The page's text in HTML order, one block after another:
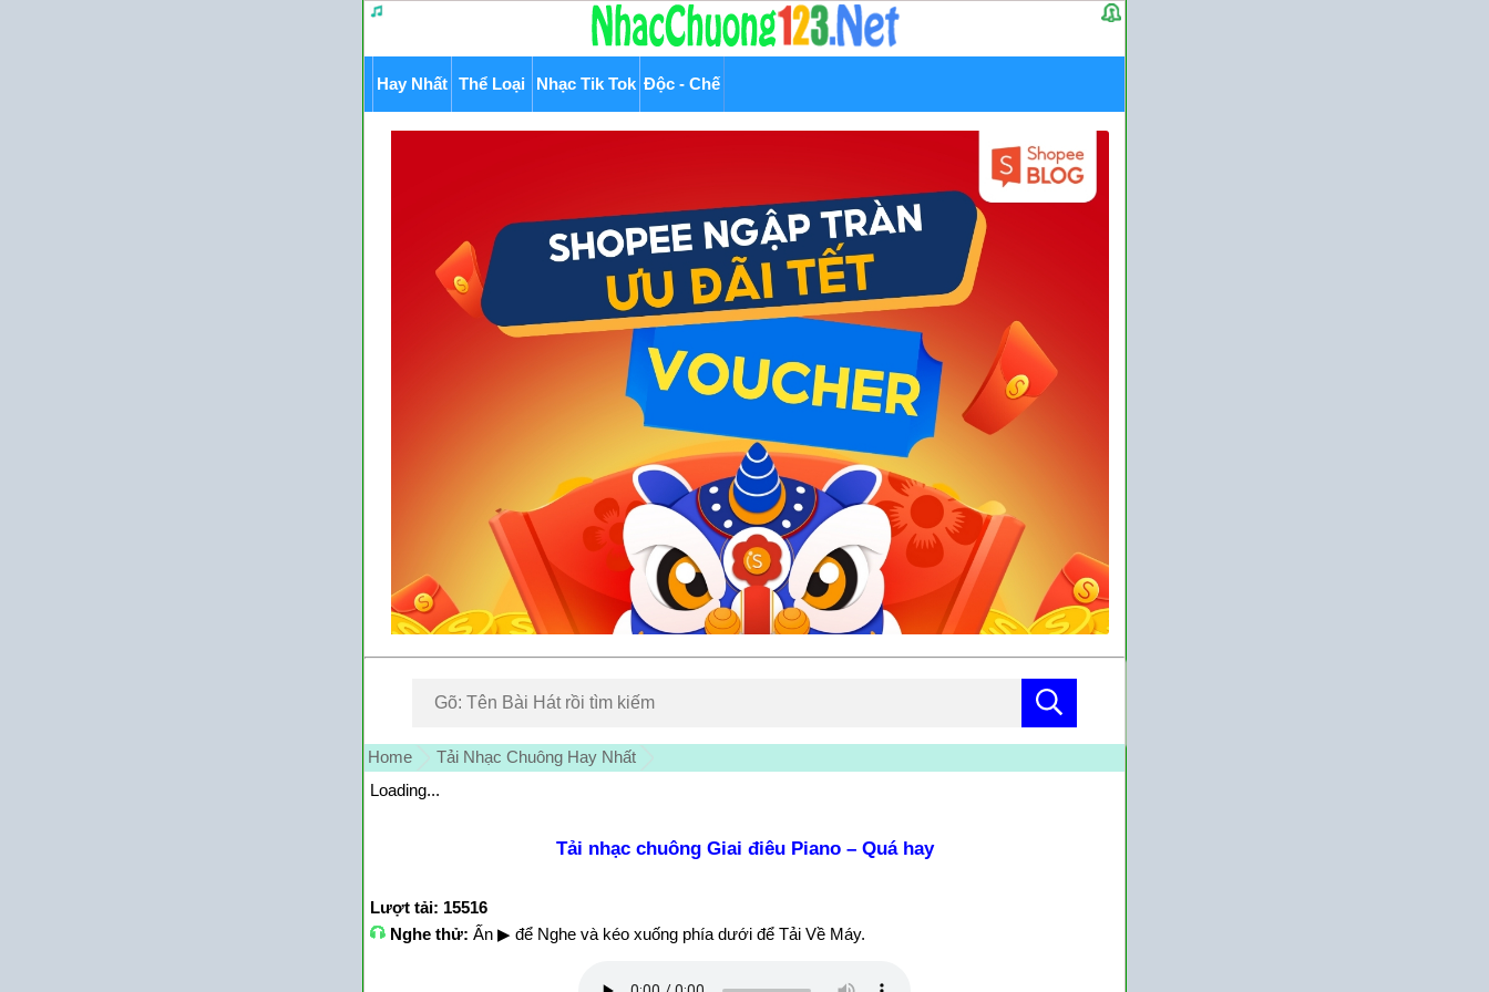
Hay Nhất Thể Loại Nhạc Tik Tok Độc - Chế
Home
Tải Nhạc Chuông Hay Nhất
Loading...
Tải nhạc chuông Giai điêu Piano – Quá hay
Lượt tải: 15516
Nghe thử: Ấn ▶ để Nghe và kéo xuống phía dưới để Tải Về Máy.